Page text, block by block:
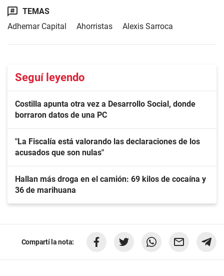
TEMAS
Adhemar Capital
Ahorristas Alexis Sarroca
Seguí leyendo
Costilla apunta otra vez a Desarrollo Social, donde
borraron datos de una PC
"La Fiscalía está valorando las declaraciones de los
acusados que son nulas"
Hallan más droga en el camión: 69 kilos de cocaína y
36 de marihuana
Compartí la nota: